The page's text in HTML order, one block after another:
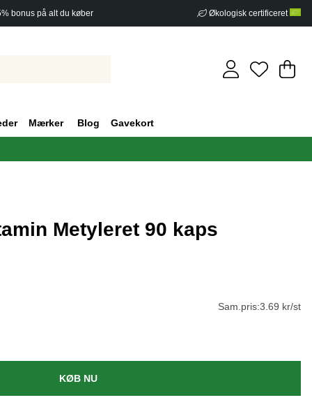
bonus på alt du køber Økologisk certificeret
.
Mærker Blog Gavekort
Metyleret 90 kaps
Sam.pris:3.69 kr/st
KØB NU